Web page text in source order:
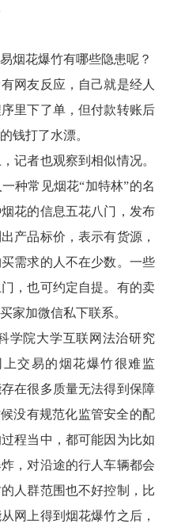
花爆竹有哪些隐患呢？
友反应，自己就是经人
里下了单，但付款转账后
钱打了水漂。
者也观察到相似情况。
种常见烟花“加特林”的名
花的信息五花八门，发布
产品标价，表示有货源，
需求的人不在少数。一些
，也可约定自提。有的卖
家加微信私下联系。
院大学互联网法治研究
交易的烟花爆竹很难监
在很多质量无法得到保障
没有规范化监管安全的配
程当中，都可能因为比如
，对沿途的行人车辆都会
人群范围也不好控制，比
网上得到烟花爆竹之后，